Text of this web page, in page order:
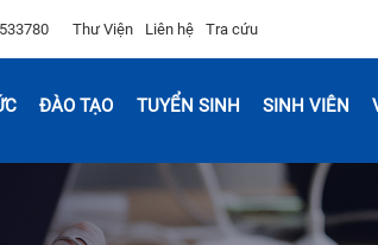
Thư Viện Liên hệ Tra cứu
ĐÀO TẠO TUYỂN SINH SINH VIÊN